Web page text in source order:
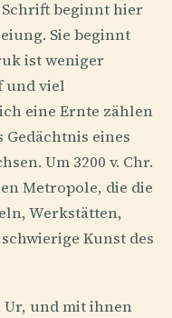
Schrift beginnt hier
Sie beginnt
ist weniger
und viel
eine Ernte zählen
Gedächtnis eines
Um 3200 v. Chr.
Metropole, die die
Werkstätten,
Kunst des
Ur, und mit ihnen